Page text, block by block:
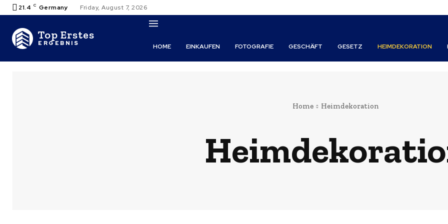
21.4 C Germany Friday, August 7, 2026
Top Erstes
ERGEBNIS HOME EINKAUFEN FOTOGRAFIE GESCHÄFT GESETZ HEIMDEKORATION
Home Heimdekoration